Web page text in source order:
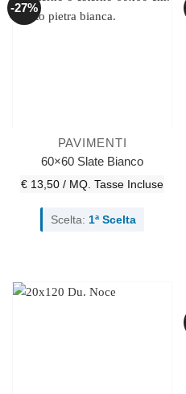
-27%
PAVIMENTI
60×60 Slate Bianco
€ 13,50 / MQ. Tasse Incluse
Scelta: 1ª Scelta